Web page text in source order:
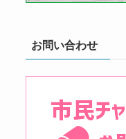
お問い合わせ